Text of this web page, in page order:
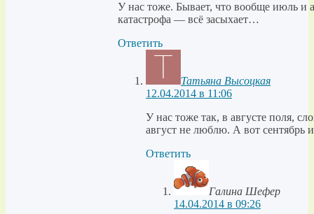
У нас тоже. Бывает, что вообще июль и
катастрофа — всё засыхает…
Ответить
Татьяна Высоцкая
12.04.2014 в 11:06
У нас тоже так, в августе поля,
август не люблю. А вот сентябрь
Ответить
Галина Шефер
14.04.2014 в 09:26